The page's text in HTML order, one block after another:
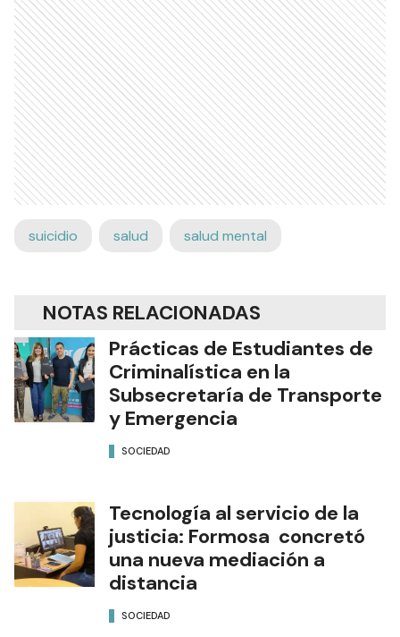
suicidio salud salud mental
NOTAS RELACIONADAS
Prácticas de Estudiantes de
Criminalística en la
Subsecretaría de Transporte
y Emergencia
SOCIEDAD
Tecnología al servicio de la
justicia: Formosa concretó
una nueva mediación a
distancia
SOCIEDAD